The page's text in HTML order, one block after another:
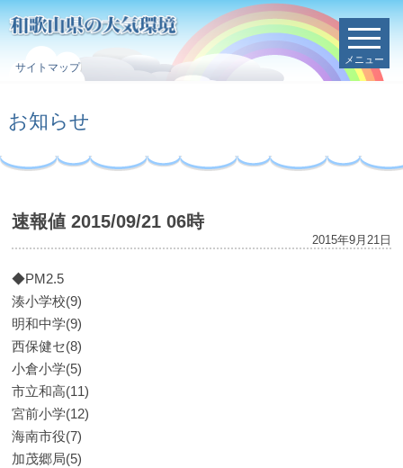
サイトマップ
メニュー
お知らせ
速報値 2015/09/21 06時
2015年9月21日
◆PM2.5
湊小学校(9)
明和中学(9)
西保健セ(8)
小倉小学(5)
市立和高(11)
宮前小学(12)
海南市役(7)
加茂郷局(5)